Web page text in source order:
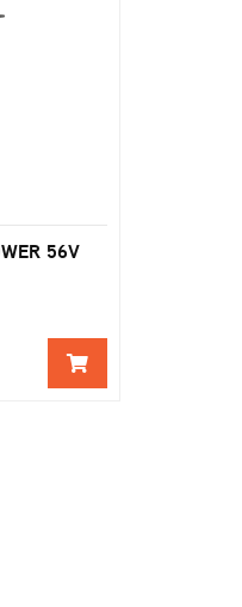
56V